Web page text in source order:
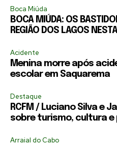
Boca Miúda
BOCA MIÚDA: OS
REGIÃO DOS LAGOS
Acidente
Menina morre após
escolar em Saquarema
Destaque
RCFM / Luciano Silva e
sobre turismo, cultura
Arraial do Cabo